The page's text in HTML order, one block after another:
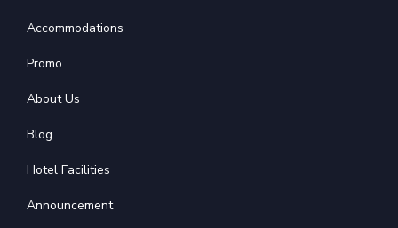
Accommodations
Promo
About Us
Blog
Hotel Facilities
Announcement